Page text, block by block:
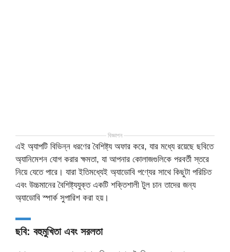
বিজ্ঞাপন
এই অ্যাপটি বিভিন্ন ধরণের বৈশিষ্ট্য অফার করে, যার মধ্যে রয়েছে ছবিতে
অ্যানিমেশন যোগ করার ক্ষমতা, যা আপনার কোলাজগুলিকে পরবর্তী স্তরে
নিয়ে যেতে পারে। যারা ইতিমধ্যেই অ্যাডোবি পণ্যের সাথে কিছুটা পরিচিত
এবং উচ্চমানের বৈশিষ্ট্যযুক্ত একটি শক্তিশালী টুল চান তাদের জন্য
অ্যাডোবি স্পার্ক সুপারিশ করা হয়।
ছবি: বহুমুখিতা এবং সরলতা